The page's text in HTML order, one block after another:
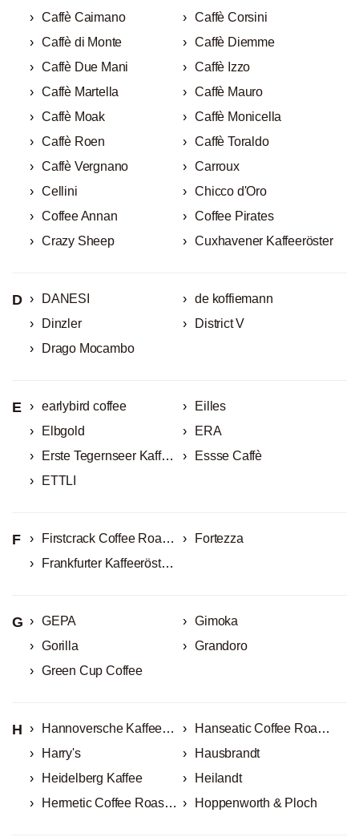
Caffè Caimano
Caffè Corsini
Caffè di Monte
Caffè Diemme
Caffè Due Mani
Caffè Izzo
Caffè Martella
Caffè Mauro
Caffè Moak
Caffè Monicella
Caffè Roen
Caffè Toraldo
Caffè Vergnano
Carroux
Cellini
Chicco d'Oro
Coffee Annan
Coffee Pirates
Crazy Sheep
Cuxhavener Kaffeeröster
D DANESI
de koffiemann
Dinzler
District V
Drago Mocambo
E earlybird coffee
Eilles
Elbgold
ERA
Erste Tegernseer Kaffeerösterei
Essse Caffè
ETTLI
F Firstcrack Coffee Roasters
Fortezza
Frankfurter Kaffeerösterei
G GEPA
Gimoka
Gorilla
Grandoro
Green Cup Coffee
H Hannoversche Kaffeemanufaktur
Hanseatic Coffee Roasters
Harry's
Hausbrandt
Heidelberg Kaffee
Heilandt
Hermetic Coffee Roasters
Hoppenworth & Ploch